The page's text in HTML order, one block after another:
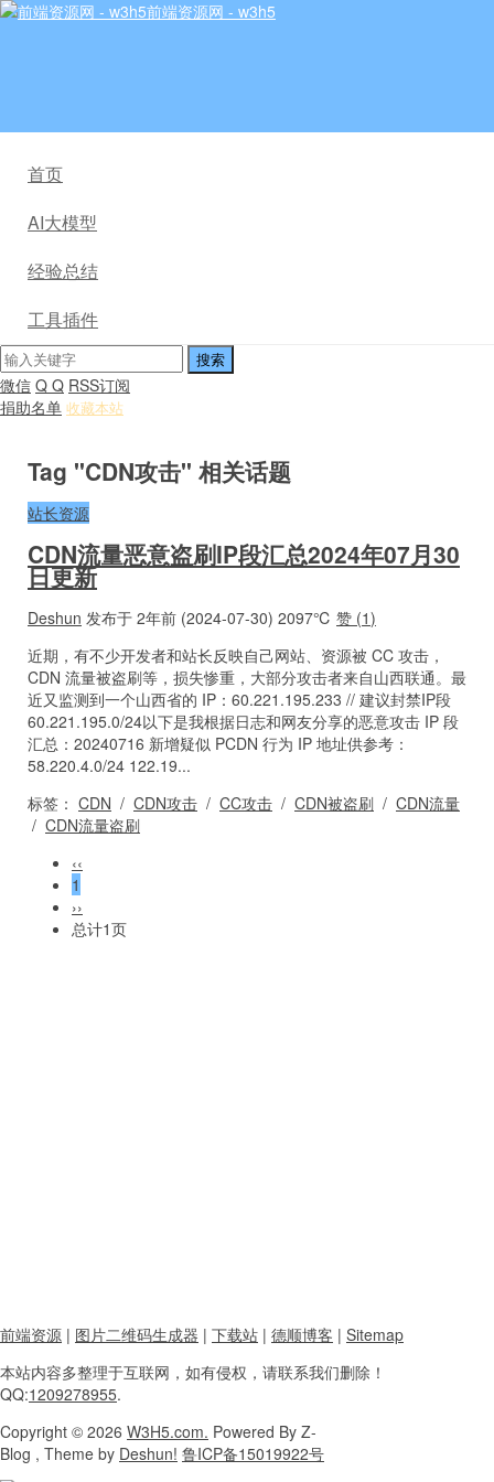
前端资源网 - w3h5
首页
AI大模型
经验总结
工具插件
微信 Q Q RSS订阅
捐助名单 收藏本站
Tag "CDN攻击" 相关话题
站长资源
CDN流量恶意盗刷IP段汇总2024年07月30
日更新
Deshun 发布于 2年前 (2024-07-30) 2097℃ 赞 (1)
近期，有不少开发者和站长反映自己网站、资源被 CC 攻击，
CDN 流量被盗刷等，损失惨重，大部分攻击者来自山西联通。最
近又监测到一个山西省的 IP：60.221.195.233 // 建议封禁IP段
60.221.195.0/24以下是我根据日志和网友分享的恶意攻击 IP 段
汇总：20240716 新增疑似 PCDN 行为 IP 地址供参考：
58.220.4.0/24 122.19...
标签： CDN / CDN攻击 / CC攻击 / CDN被盗刷 / CDN流量
/ CDN流量盗刷
‹‹
1
››
总计1页
前端资源 | 图片二维码生成器 | 下载站 | 德顺博客 | Sitemap
本站内容多整理于互联网， 如有侵权，请联系我们删除！
QQ:1209278955.
Copyright © 2026 W3H5.com. Powered By Z-
Blog , Theme by Deshun! 鲁ICP备15019922号